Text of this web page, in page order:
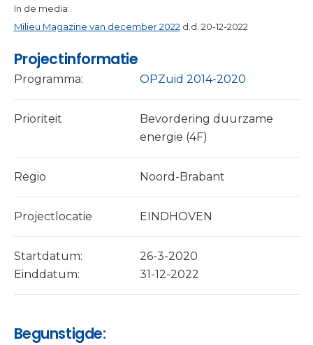
In de media:
Milieu Magazine van december 2022 d.d. 20-12-2022
Projectinformatie
Programma: OPZuid 2014-2020
Prioriteit
Bevordering duurzame
energie (4F)
Regio Noord-Brabant
Projectlocatie EINDHOVEN
Startdatum:
26-3-2020
Einddatum:
31-12-2022
Begunstigde: